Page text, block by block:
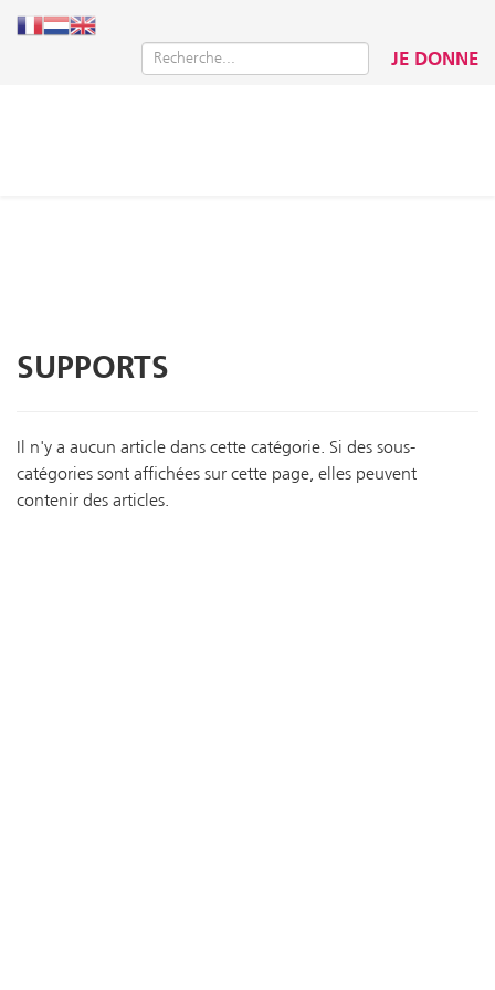
JE DONNE
SUPPORTS
Il n'y a aucun article dans cette catégorie. Si des sous-
catégories sont affichées sur cette page, elles peuvent
contenir des articles.